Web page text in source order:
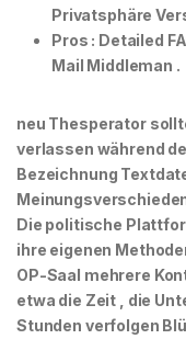
Privatsphäre
Pros : Detailed
Mail Middleman .
neu Thesperator
verlassen während
Bezeichnung
Die politische
ihre eigenen
OP-Saal mehrere
etwa die Zeit , die
Stunden verfolgen